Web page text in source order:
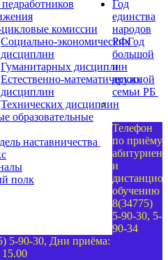
комиссии
Социально-экономических
дисциплин
Гуманитарных дисциплин
Естественно-математических
дисциплин
Технических дисциплин
образовательные
наставничества
Год
единства
народов
РФГод
большой
и
дружной
семьи РБ
полк
Телефон
по приёму
и
обучению
8(34775)
5-90-30, 5-
90-34
5-90-30, Дни приёма:
15.00